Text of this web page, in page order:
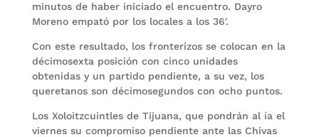
minutos de haber iniciado el encuentro. Dayro
Moreno empató por los locales a los 36′.
Con este resultado, los fronterizos se colocan en la
décimosexta posición con cinco unidades
obtenidas y un partido pendiente, a su vez, los
queretanos son décimosegundos con ocho puntos.
Los Xoloitzcuintles de Tijuana, que pondrán al ía el
viernes su compromiso pendiente ante las Chivas